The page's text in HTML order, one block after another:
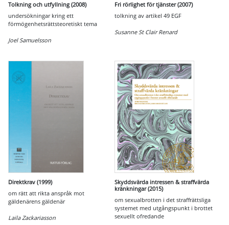
Tolkning och utfyllning (2008)
undersökningar kring ett
förmögenhetsrättsteoretiskt tema
Joel Samuelsson
Fri rörlighet för tjänster (2007)
tolkning av artikel 49 EGF
Susanne St Clair Renard
Direktkrav (1999)
om rätt att rikta anspråk mot
gäldenärens gäldenär
Laila Zackariasson
Skyddsvärda intressen & straffvärda
kränkningar (2015)
om sexualbrotten i det straffrättsliga
systemet med utgångspunkt i brottet
sexuellt ofredande